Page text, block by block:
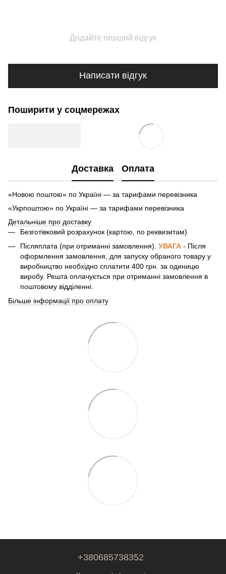
Додайте перший відгук
Написати відгук
Поширити у соцмережах
Доставка Оплата
«Новою поштою» по Україні — за тарифами перевізника
«Укрпоштою» по Україні — за тарифами перевізника
Детальніше про доставку
Безготівковий розрахунок (картою, по реквизитам)
Післяплата (при отриманні замовлення). УВАГА - Після
оформлення замовлення, для запуску обраного товару у
виробництво необхідно сплатити 400 грн. за одиницю
виробу. Решта оплачується при отриманні замовлення в
поштовому відділенні.
Більше інформації про оплату
+380685738352